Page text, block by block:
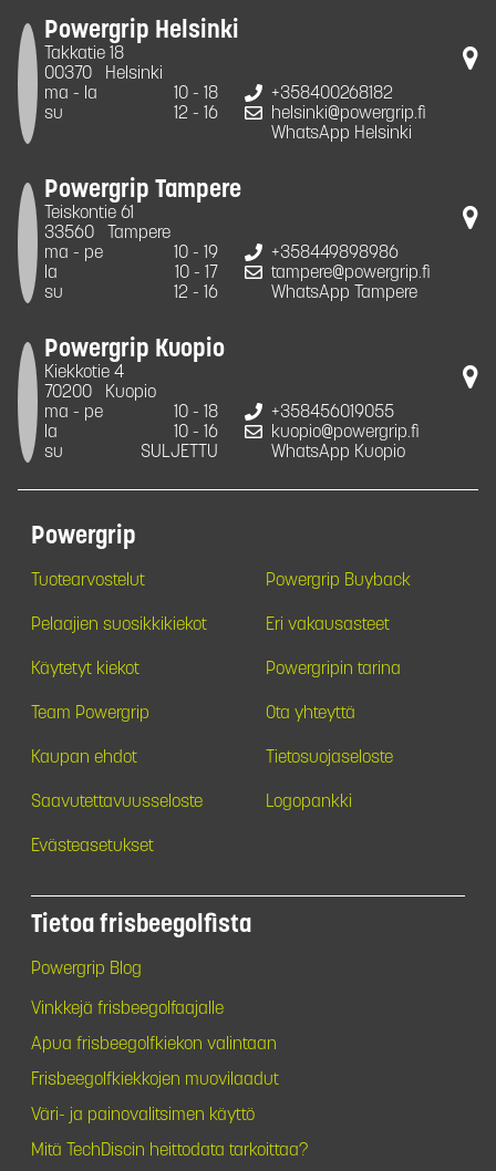
Powergrip Helsinki
Takkatie 18
00370
Helsinki
ma - la
10 - 18
su
12 - 16
+358400268182
helsinki@powergrip.fi
WhatsApp Helsinki
Powergrip Tampere
Teiskontie 61
33560
Tampere
ma - pe
10 - 19
la
10 - 17
su
12 - 16
+358449898986
tampere@powergrip.fi
WhatsApp Tampere
Powergrip Kuopio
Kiekkotie 4
70200
Kuopio
ma - pe
10 - 18
la
10 - 16
su
SULJETTU
+358456019055
kuopio@powergrip.fi
WhatsApp Kuopio
Powergrip
Tuotearvostelut Powergrip Buyback
Pelaajien suosikkikiekot Eri vakausasteet
Käytetyt kiekot Powergripin tarina
Team Powergrip Ota yhteyttä
Kaupan ehdot Tietosuojaseloste
Saavutettavuusseloste Logopankki
Evästeasetukset
Tietoa frisbeegolfista
Powergrip Blog
Vinkkejä frisbeegolfaajalle
Apua frisbeegolfkiekon valintaan
Frisbeegolfkiekkojen muovilaadut
Väri- ja painovalitsimen käyttö
Mitä TechDiscin heittodata tarkoittaa?